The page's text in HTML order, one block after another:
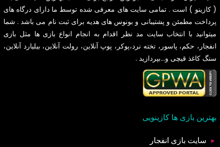
( کازینو ) است . تمامی سایت های معرفی شده توسط ما دارای درگاه های
پرداخت مطمئن و پشتیبانی و بونوس های هدیه برای ثبت نام می باشد . شما
میتوانید با انتخاب سایت مد نظر اقدام به انجام انواع بازی ها مثل بازی
انفجار، حکم، پاسور، تخته نرد،پوکر، پوپ آنلاین، رولت آنلاین، بیلیارد آنلاین،
سنگ کاغذ قیچی و...بپردازید .
بهترین بازی ها کازینویی
سایت بازی انفجار